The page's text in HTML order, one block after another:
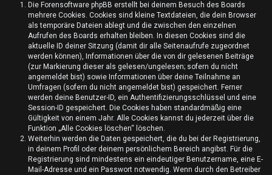
Die Forensoftware phpBB erstellt bei deinem Besuch des Boards
mehrere Cookies. Cookies sind kleine Textdateien, die dein Browser
als temporäre Dateien ablegt und die zwischen den einzelnen
Aufrufen des Boards erhalten bleiben. In diesen Cookies sind die
aktuelle ID deiner Sitzung (damit dir alle Seitenaufrufe zugeordnet
werden können), Informationen über die von dir gelesenen Beiträge
(zur Markierung dieser als gelesen/ungelesen; sofern du nicht
angemeldet bist) sowie Informationen über deine Teilnahme an
Umfragen (sofern du nicht angemeldet bist) gespeichert. Ferner
werden deine Benutzer-ID, ein Authentifizierungsschlüssel und eine
Session-ID gespeichert. Die Cookies haben standardmäßig eine
Gültigkeit von einem Jahr. Alle Cookies kannst du jederzeit über die
Funktion „Alle Cookies löschen“ löschen.
Weiterhin werden die Daten gespeichert, die du bei der Registrierung,
in deinem Profil oder deinem persönlichem Bereich angibst. Für die
Registrierung sind mindestens ein eindeutiger Benutzername, eine E-
Mail-Adresse und ein Passwort notwendig. Wenn durch den Betreiber